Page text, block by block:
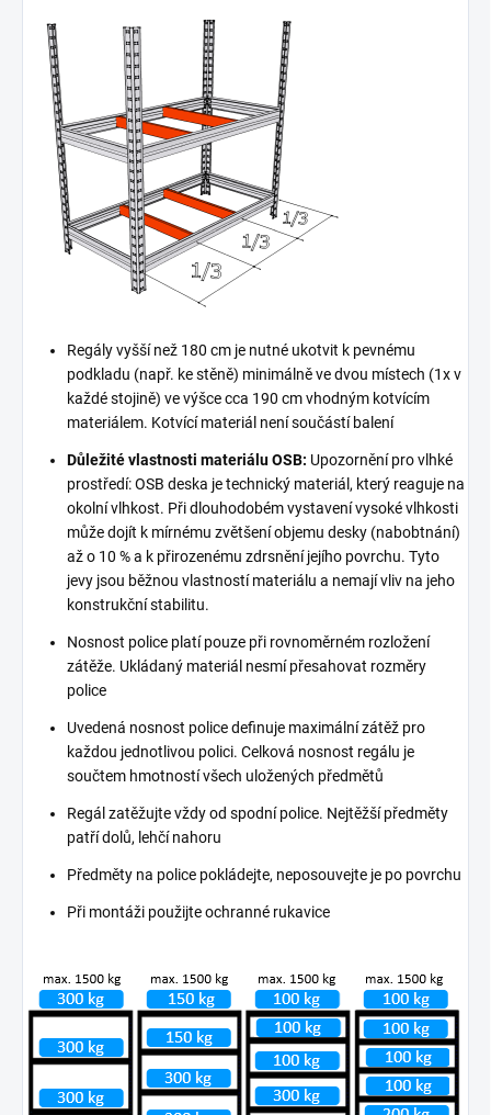
Regály vyšší než 180 cm je nutné ukotvit k pevnému
podkladu (např. ke stěně) minimálně ve dvou místech (1x v
každé stojině) ve výšce cca 190 cm vhodným kotvícím
materiálem. Kotvící materiál není součástí balení
Důležité vlastnosti materiálu OSB: Upozornění pro vlhké
prostředí: OSB deska je technický materiál, který reaguje na
okolní vlhkost. Při dlouhodobém vystavení vysoké vlhkosti
může dojít k mírnému zvětšení objemu desky (nabobtnání)
až o 10 % a k přirozenému zdrsnění jejího povrchu. Tyto
jevy jsou běžnou vlastností materiálu a nemají vliv na jeho
konstrukční stabilitu.
Nosnost police platí pouze při rovnoměrném rozložení
zátěže. Ukládaný materiál nesmí přesahovat rozměry
police
Uvedená nosnost police definuje maximální zátěž pro
každou jednotlivou polici. Celková nosnost regálu je
součtem hmotností všech uložených předmětů
Regál zatěžujte vždy od spodní police. Nejtěžší předměty
patří dolů, lehčí nahoru
Předměty na police pokládejte, neposouvejte je po povrchu
Při montáži použijte ochranné rukavice